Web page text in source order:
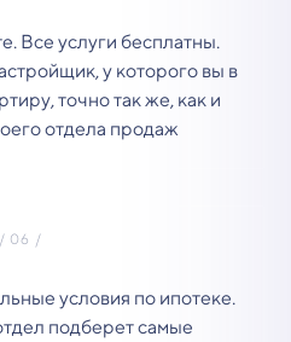
Все услуги бесплатны.
у которого вы в
точно так же, как и
отдела продаж
условия по ипотеке.
подберет самые